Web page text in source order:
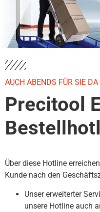
AUCH ABENDS FÜR SIE DA
Precitool
Über diese Hotline
Kunde nach den
Unser erweiterter
unsere Hotline auch